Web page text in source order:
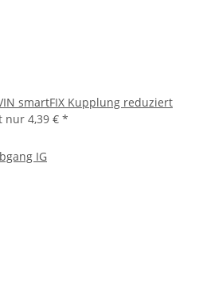
smartFIX Kupplung reduziert
nur 4,39 € *